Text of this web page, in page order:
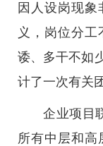
因人设岗现
义，岗位分
诿、多干不如
计了一次有关
企业项目
所有中层和高